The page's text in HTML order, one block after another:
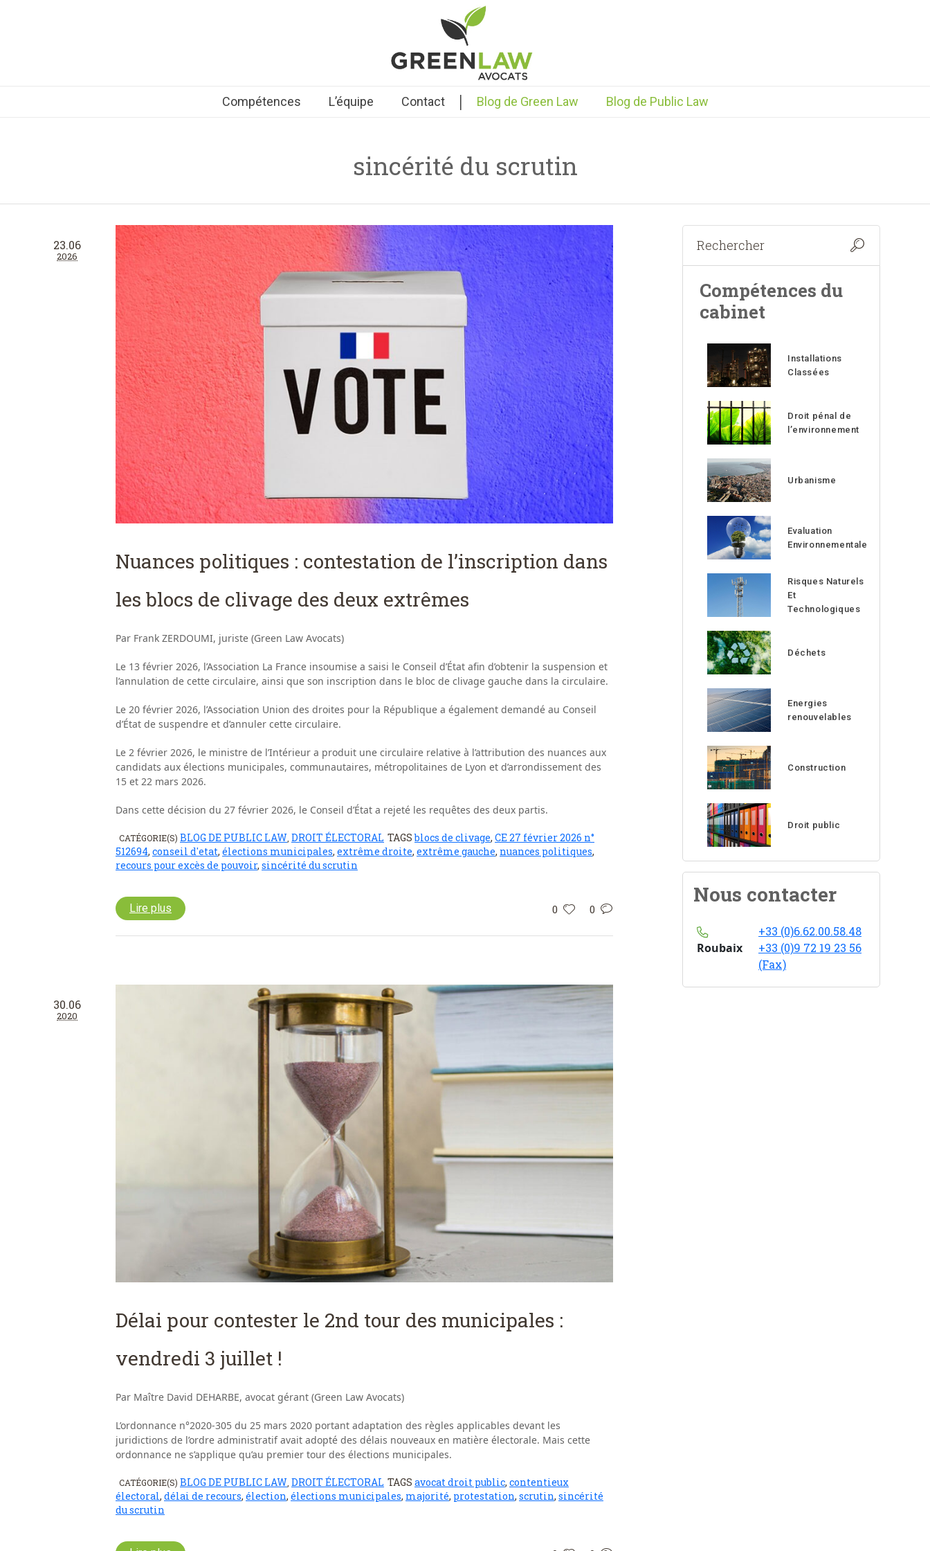
Compétences L’équipe Contact | Blog de Green Law Blog de Public Law
sincérité du scrutin
23.06
2026
Nuances politiques : contestation de l’inscription dans
les blocs de clivage des deux extrêmes
Par Frank ZERDOUMI, juriste (Green Law Avocats)
Le 13 février 2026, l’Association La France insoumise a saisi le Conseil d’État afin d’obtenir la suspension et
l’annulation de cette circulaire, ainsi que son inscription dans le bloc de clivage gauche dans la circulaire.
Le 20 février 2026, l’Association Union des droites pour la République a également demandé au Conseil
d’État de suspendre et d’annuler cette circulaire.
Le 2 février 2026, le ministre de l’Intérieur a produit une circulaire relative à l’attribution des nuances aux
candidats aux élections municipales, communautaires, métropolitaines de Lyon et d’arrondissement des
15 et 22 mars 2026.
Dans cette décision du 27 février 2026, le Conseil d’État a rejeté les requêtes des deux partis.
CATÉGORIE(S) BLOG DE PUBLIC LAW DROIT ÉLECTORAL TAGSblocs de clivage, CE 27 février 2026 n°
512694, conseil d'etat, élections municipales, extrême droite, extrême gauche, nuances politiques,
recours pour excès de pouvoir, sincérité du scrutin
0 0
Lire plus
30.06
2020
Délai pour contester le 2nd tour des municipales :
vendredi 3 juillet !
Par Maître David DEHARBE, avocat gérant (Green Law Avocats)
L’ordonnance n°2020-305 du 25 mars 2020 portant adaptation des règles applicables devant les
juridictions de l’ordre administratif avait adopté des délais nouveaux en matière électorale. Mais cette
ordonnance ne s’applique qu’au premier tour des élections municipales.
CATÉGORIE(S) BLOG DE PUBLIC LAW, DROIT ÉLECTORAL TAGS avocat droit public, contentieux
électoral, délai de recours, élection, élections municipales, majorité, protestation, scrutin, sincérité
du scrutin
Compétences du
cabinet
Installations
Classées
Droit pénal de
l’environnement
Urbanisme
Evaluation
Environnementale
Risques Naturels
Et
Technologiques
Déchets
Energies
renouvelables
Construction
Droit public
Nous contacter
Roubaix
+33 (0)6.62.00.58.48
+33 (0)9 72 19 23 56
(Fax)